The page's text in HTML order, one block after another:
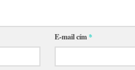
E-mail cím*